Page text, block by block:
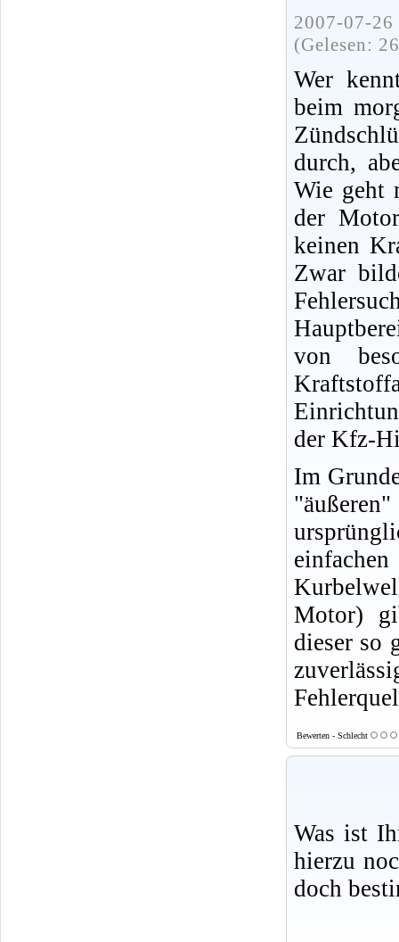
2007-07-
(Gelesen:
Wer
beim
durch,
Wie geht
der
keinen
Zwar
von
der Kfz-
Im
Motor)
dieser so
Bewerten - Schlecht
Was ist
hierzu
doch